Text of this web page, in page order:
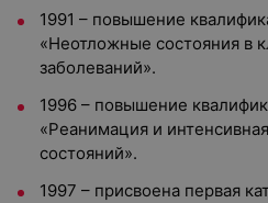
1991 – повышение
«Неотложные состояния в
заболеваний».
1996 – повышение
«Реанимация и
состояний».
1997 – присвоена первая